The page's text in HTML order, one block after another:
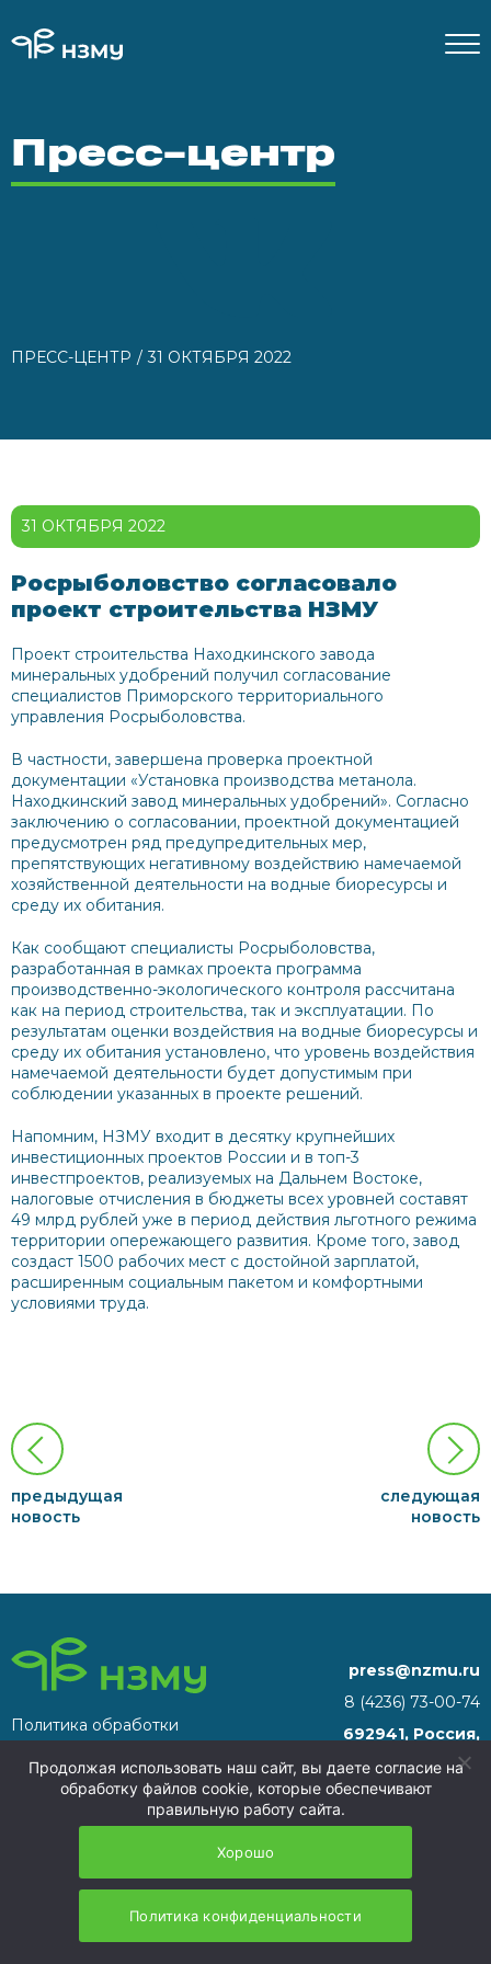
Пресс-центр
ПРЕСС-ЦЕНТР 31 ОКТЯБРЯ 2022
31 ОКТЯБРЯ 2022
Росрыболовство согласовало
проект строительства НЗМУ
Проект строительства Находкинского завода
минеральных удобрений получил согласование
специалистов Приморского территориального
управления Росрыболовства.
В частности, завершена проверка проектной
документации «Установка производства метанола.
Находкинский завод минеральных удобрений». Согласно
заключению о согласовании, проектной документацией
предусмотрен ряд предупредительных мер,
препятствующих негативному воздействию намечаемой
хозяйственной деятельности на водные биоресурсы и
среду их обитания.
Как сообщают специалисты Росрыболовства,
разработанная в рамках проекта программа
производственно-экологического контроля рассчитана
как на период строительства, так и эксплуатации. По
результатам оценки воздействия на водные биоресурсы и
среду их обитания установлено, что уровень воздействия
намечаемой деятельности будет допустимым при
соблюдении указанных в проекте решений.
Напомним, НЗМУ входит в десятку крупнейших
инвестиционных проектов России и в топ-3
инвестпроектов, реализуемых на Дальнем Востоке,
налоговые отчисления в бюджеты всех уровней составят
49 млрд рублей уже в период действия льготного режима
территории опережающего развития. Кроме того, завод
создаст 1500 рабочих мест с достойной зарплатой,
расширенным социальным пакетом и комфортными
условиями труда.
предыдущая
новость
следующая
новость
Политика обработки
персональных данных
8 (4236) 73-00-74
press@nzmu.ru
692941, Россия,
Приморский край, г.
Находка, территория ТОР
«Находка»
НЗМУ 2026
Продолжая использовать наш сайт, вы даете согласие на
обработку файлов cookie, которые обеспечивают
правильную работу сайта.
Хорошо
Политика конфиденциальности